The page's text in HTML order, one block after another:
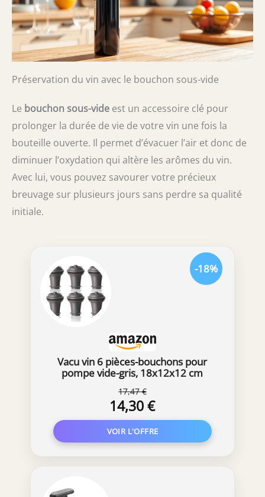
Préservation du vin avec le bouchon sous-vide
Le bouchon sous-vide est un accessoire clé pour
prolonger la durée de vie de votre vin une fois la
bouteille ouverte. Il permet d’évacuer l’air et donc de
diminuer l’oxydation qui altère les arômes du vin.
Avec lui, vous pouvez savourer votre précieux
breuvage sur plusieurs jours sans perdre sa qualité
initiale.
Vacu vin 6 pièces-bouchons pour
pompe vide-gris, 18x12x12 cm
17,47 €
14,30 €
-18%